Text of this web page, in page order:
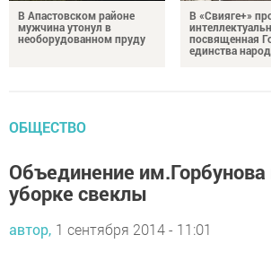
В Апастовском районе
мужчина утонул в
необорудованном пруду
В «Свияге+»
посвященная
единства
ОБЩЕСТВО
Объединение им.Горбунова
уборке свеклы
автор, 1 сентября 2014 - 11:01